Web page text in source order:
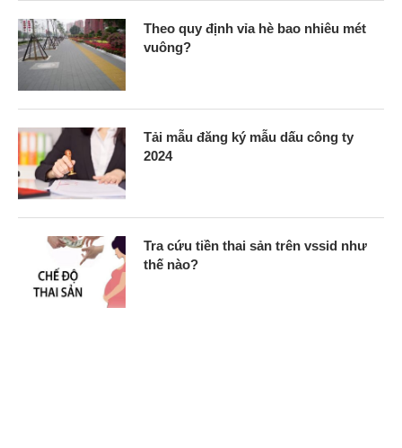
Theo quy định vỉa hè bao nhiêu mét
vuông?
Tải mẫu đăng ký mẫu dấu công ty
2024
Tra cứu tiền thai sản trên vssid như
thế nào?